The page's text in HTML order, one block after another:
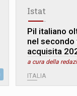
Istat
Pil italiano
nel
acquisita
a cura della
ITALIA